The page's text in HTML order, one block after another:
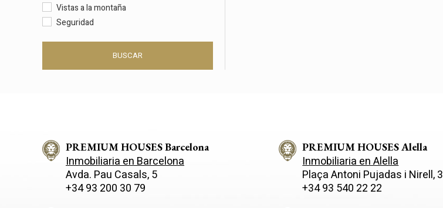
Vistas a la montaña
Seguridad
BUSCAR
PREMIUM HOUSES Barcelona
Inmobiliaria en Barcelona
Avda. Pau Casals, 5
+34 93 200 30 79
PREMIUM HOUSES Alella
Inmobiliaria en Alella
Plaça Antoni Pujadas i Nirell, 3
+34 93 540 22 22